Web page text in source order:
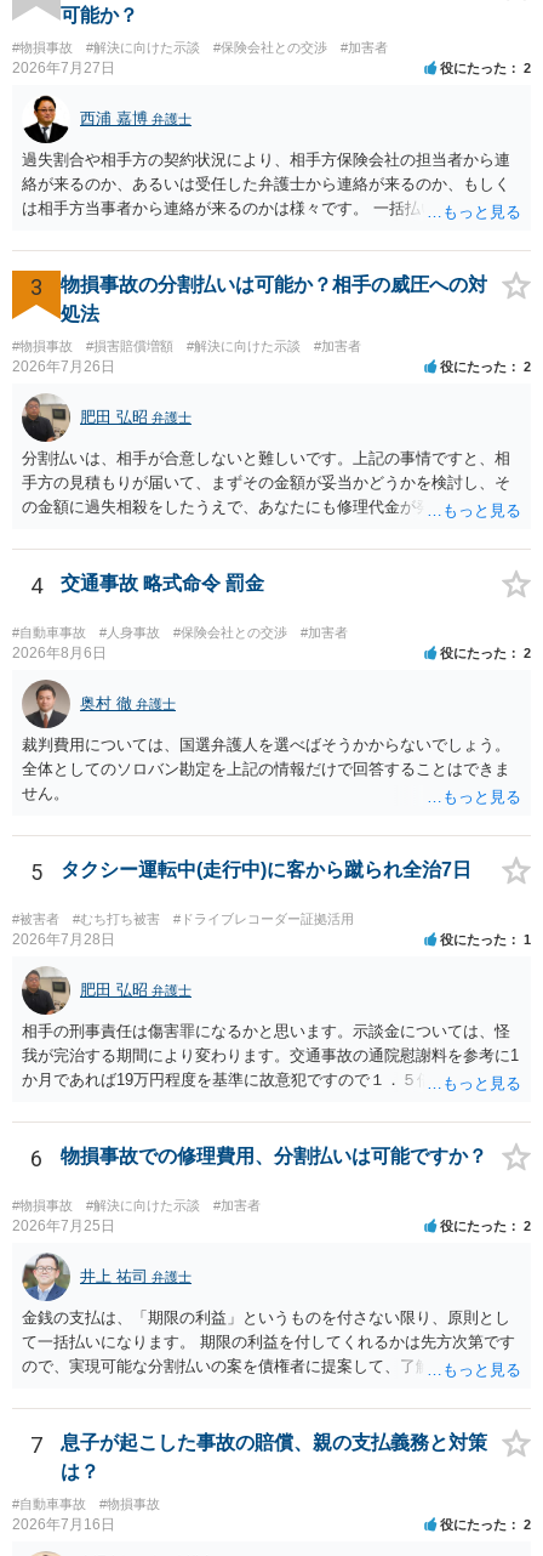
で、以下の資料・情報を準備した上で、弁護士に個別に相談すること
をお勧めいたします。 ・相手方保険会社から届いている示談金額の提
示書類 ・叔母様の診断名、けがの内容 ・治療開始日及び治療終了日
・入院の有無、通院回数 ・現在も症状が残っているか ・叔母様ご本人
やご家族等が加入している保険に、今回の事故で利用できる弁護士費
用特約が付帯しているか なお、被害者は叔母様ご本人となりますの
で、弁護士が受任する場合には、叔母様ご本人の依頼意思等を確認す
る必要があります。日本語での十分な意思疎通が難しいとのことです
ので、そのあたりのご事情も踏まえて、依頼意思の確認方法等を検討
可能か？
#物損事故 #解決に向けた示談 #保険会社との交渉 #加害者
2026年7月27日 役にたった 2
西浦 嘉博 弁護士
過失割合や相手方の契約状況により、相手方保険会社の担当者から連
絡が来るのか、あるいは受任した弁護士から連絡が来るのか、もしく
は相手方当事者から連絡が来るのかは様々です。 一括払いや分割払い
金の支払いにつき、分割払いに合意すれば、和解は可能です。 他方で
合意しなければ和解できないことになります。 今後の見通しを知る為
に、交渉の方向性につき、最寄りの法律事務所で相談だけでもされる
3
物損事故の分割払いは可能か？相手の威圧への対
処法
#物損事故 #損害賠償増額 #解決に向けた示談 #加害者
2026年7月26日 役にたった 2
肥田 弘昭 弁護士
分割払いは、相手が合意しないと難しいです。上記の事情ですと、相
手方の見積もりが届いて、まずその金額が妥当かどうかを検討し、そ
の金額に過失相殺をしたうえで、あなたにも修理代金が発生している
分割払いにしたいとの示談案を提案するのが良いかと思います。威圧
されるのであれば、斡旋、仲裁、民事調停を利用しては如何でしょう
4 交通事故 略式命令 罰金
#自動車事故 #人身事故 #保険会社との交渉 #加害者
2026年8月6日 役にたった 2
奥村 徹 弁護士
裁判費用については、国選弁護人を選べばそうかからないでしょう。
全体としてのソロバン勘定を上記の情報だけで回答することはできま
せん。
5 タクシー運転中(走行中)に客から蹴られ全治7日
#被害者 #むち打ち被害 #ドライブレコーダー証拠活用
2026年7月28日 役にたった 1
肥田 弘昭 弁護士
相手の刑事責任は傷害罪になるかと思います。示談金については、怪
我が完治する期間により変わります。交通事故の通院慰謝料を参考に1
か月であれば19万円程度を基準に故意犯ですので１．５倍か2倍程度す
上がるかと思います。ご参考にしてください。
6 物損事故での修理費用、分割払いは可能ですか？
#物損事故 #解決に向けた示談 #加害者
2026年7月25日 役にたった 2
井上 祐司 弁護士
金銭の支払は、「期限の利益」というものを付さない限り、原則とし
て一括払いになります。 期限の利益を付してくれるかは先方次第です
ので、実現可能な分割払いの案を債権者に提案して、了解してもらえ
7
息子が起こした事故の賠償、親の支払義務と対策
は？
#自動車事故 #物損事故
2026年7月16日 役にたった 2